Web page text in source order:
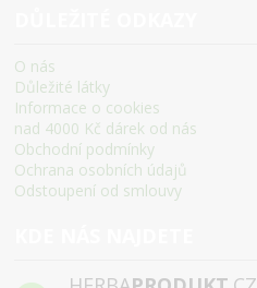
O nás
Důležité látky
Informace o cookies
nad 4000 Kč dárek od nás
Obchodní podmínky
Ochrana osobních údajů
Odstoupení od smlouvy